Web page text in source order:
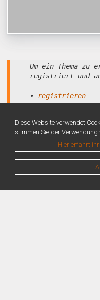
Um ein Thema zu
registriert und
• registrieren
Diese Website verwendet
stimmen Sie der Verwendung
Hier erfahrt